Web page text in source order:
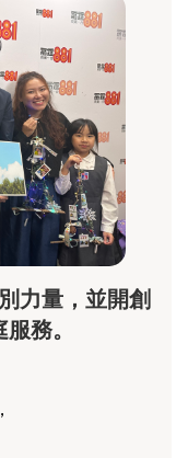
力量，並開創
務。